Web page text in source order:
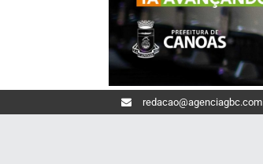
redacao@agenciagbc.com